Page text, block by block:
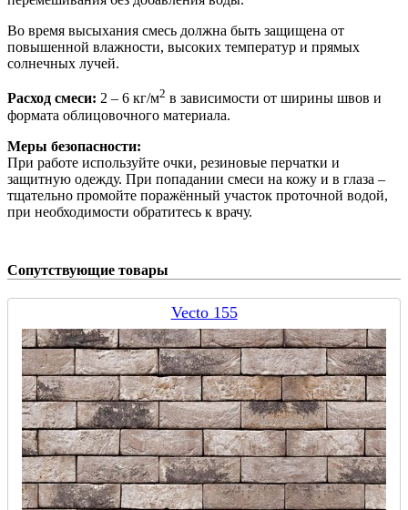
Во время высыхания смесь должна быть защищена от
повышенной влажности, высоких температур и прямых
солнечных лучей.
Расход смеси: 2 – 6 кг/м2 в зависимости от ширины швов и
формата облицовочного материала.
Меры безопасности:
При работе используйте очки, резиновые перчатки и
защитную одежду. При попадании смеси на кожу и в глаза –
тщательно промойте поражённый участок проточной водой,
при необходимости обратитесь к врачу.
Сопутствующие товары
Vecto 155